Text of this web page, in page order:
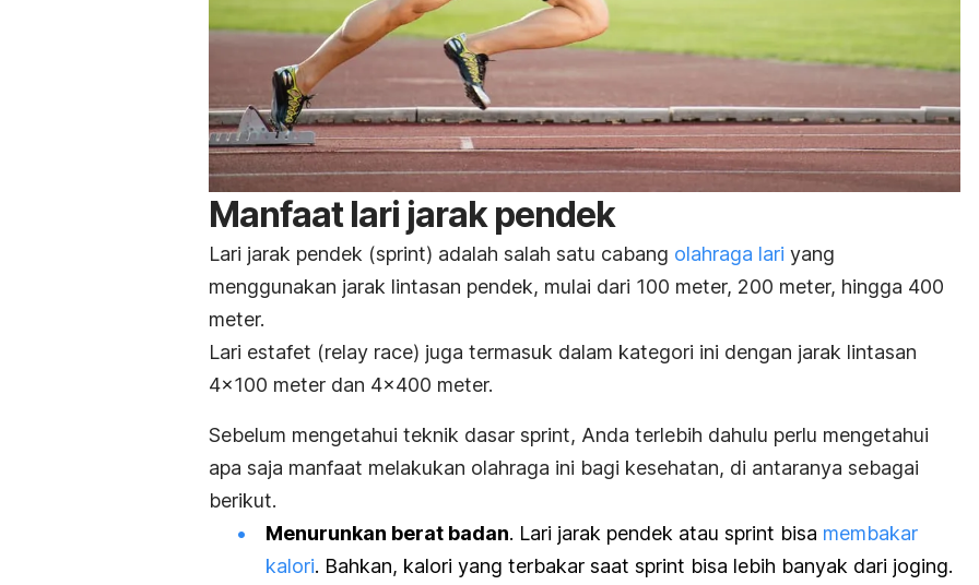
Manfaat lari jarak pendek
Lari jarak pendek (sprint) adalah salah satu cabang olahraga lari yang
menggunakan jarak lintasan pendek, mulai dari 100 meter, 200 meter, hingga 400
meter.
Lari estafet (relay race) juga termasuk dalam kategori ini dengan jarak lintasan
4×100 meter dan 4×400 meter.
Sebelum mengetahui teknik dasar sprint, Anda terlebih dahulu perlu mengetahui
apa saja manfaat melakukan olahraga ini bagi kesehatan, di antaranya sebagai
berikut.
Menurunkan berat badan. Lari jarak pendek atau sprint bisa membakar
kalori. Bahkan, kalori yang terbakar saat sprint bisa lebih banyak dari joging.